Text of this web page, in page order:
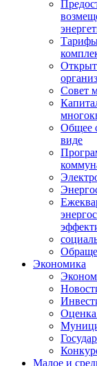
Тарифы
Совет
Общее
виде
Экономика
Оценка
Малое и